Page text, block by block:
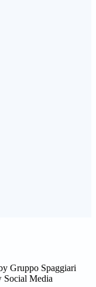
Gruppo Spaggiari
Social Media